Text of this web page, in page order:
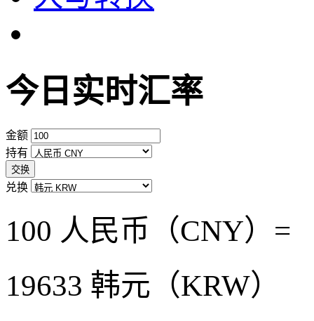
今日实时汇率
金额
持有
交换
兑换
100 人民币（CNY）=
19633 韩元（KRW）